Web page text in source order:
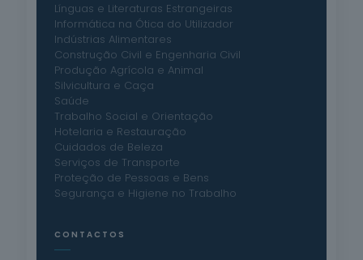
Línguas e Literaturas Estrangeiras
Informática na Ótica do Utilizador
Indústrias Alimentares
Construção Civil e Engenharia Civil
Produção Agrícola e Animal
Silvicultura e Caça
Saúde
Trabalho Social e Orientação
Hotelaria e Restauração
Cuidados de Beleza
Serviços de Transporte
Proteção de Pessoas e Bens
Segurança e Higiene no Trabalho
CONTACTOS